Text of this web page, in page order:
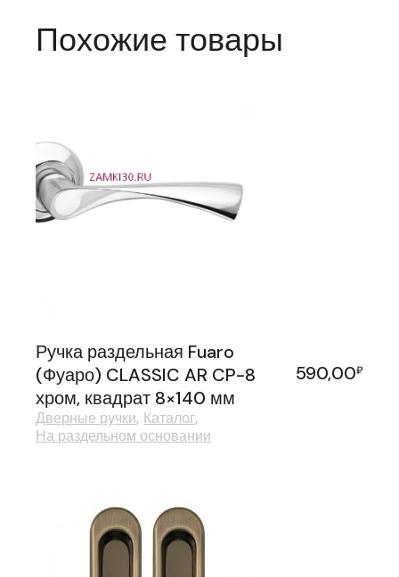
Похожие товары
Ручка раздельная Fuaro
(Фуаро) CLASSIC AR CP-8
хром, квадрат 8×140 мм
590,00₽
Дверные ручки Каталог
На раздельном основании